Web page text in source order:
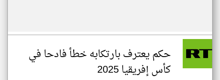
حكم يعترف بارتكابه خطأ فادحا في
كأس إفريقيا 2025